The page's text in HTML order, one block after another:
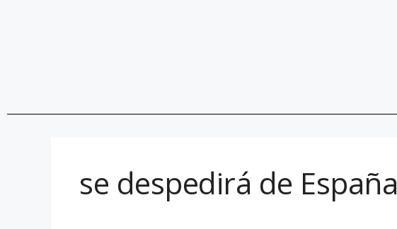
se despedirá de España